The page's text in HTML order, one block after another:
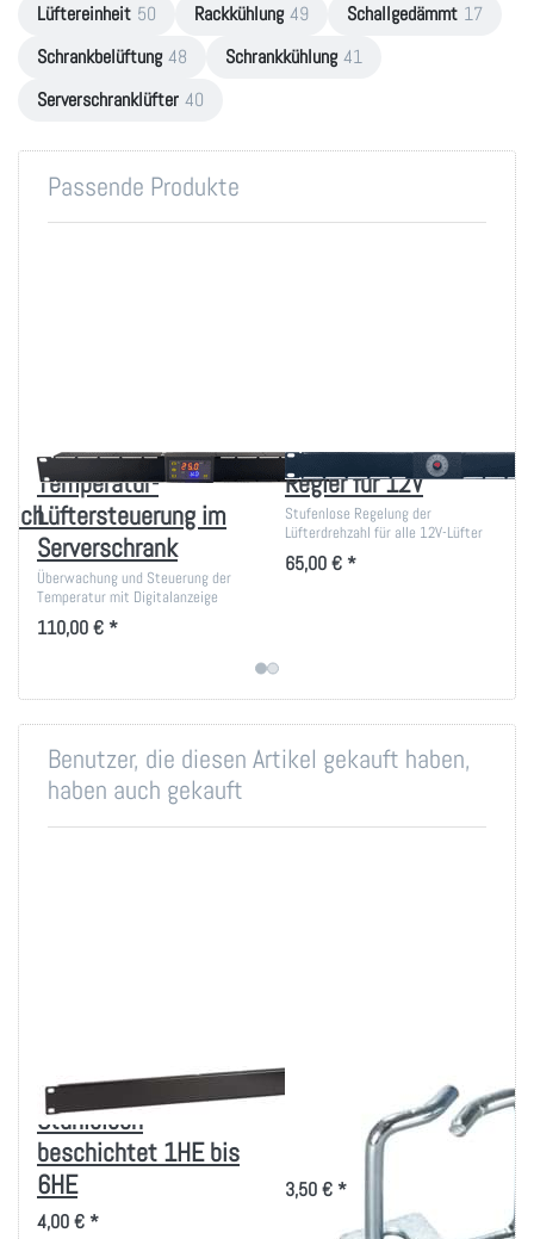
Lüftereinheit 50 Rackkühlung 49 Schallgedämmt 17
Schrankbelüftung 48 Schrankkühlung 41
Serverschranklüfter 40
Passende Produkte
Temperatur-
Lüftersteuerung im
Serverschrank
Überwachung und Steuerung der
Temperatur mit Digitalanzeige
110,00 € *
Regler für 12V
Stufenlose Regelung der
Lüfterdrehzahl für alle 12V-Lüfter
65,00 € *
Benutzer, die diesen Artikel gekauft haben,
haben auch gekauft
Blindplatten
Stahlblech
beschichtet 1HE bis
6HE
4,00 € *
40x40mm, vertikale
Kabelführung
3,50 € *